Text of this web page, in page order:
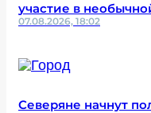
участие в
07.08.2026, 18:02
Северяне начнут